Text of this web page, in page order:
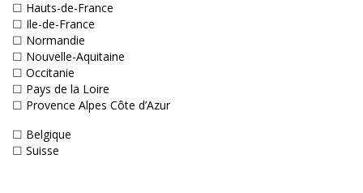
☐ Hauts-de-France
☐ Ile-de-France
☐ Normandie
☐ Nouvelle-Aquitaine
☐ Occitanie
☐ Pays de la Loire
☐ Provence Alpes Côte d’Azur
☐ Belgique
☐ Suisse